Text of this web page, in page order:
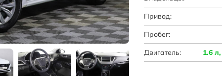
Привод:
Пробег:
Двигатель: 1.6